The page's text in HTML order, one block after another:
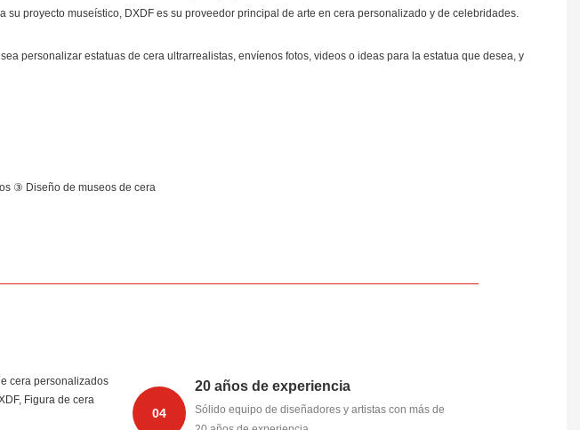
proyecto museístico, DXDF es su proveedor principal de arte en cera personalizado y de celebridades.
personalizar estatuas de cera ultrarrealistas, envíenos fotos, videos o ideas para la estatua que desea, y
③ Diseño de museos de cera
04
20 años de experiencia
Sólido equipo de diseñadores y artistas con más de